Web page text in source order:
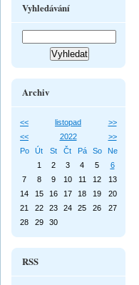
Vyhledávání
Archiv
<< listopad
>>
<<
2022
>>
Po
Út St Čt Pá So
Ne
1
2 3 4 5
6
7
8 9 10 11 12
13
14
15 16 17 18 19
20
21
22 23 24 25 26
27
28
29 30
RSS